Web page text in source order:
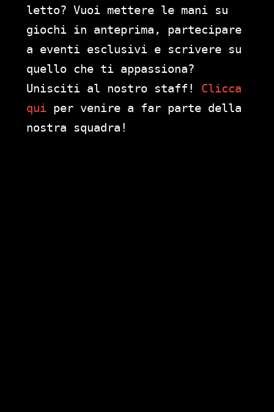
letto? Vuoi mettere le mani su
giochi in anteprima, partecipare
a eventi esclusivi e scrivere su
quello che ti appassiona?
Unisciti al nostro staff! Clicca
qui per venire a far parte della
nostra squadra!